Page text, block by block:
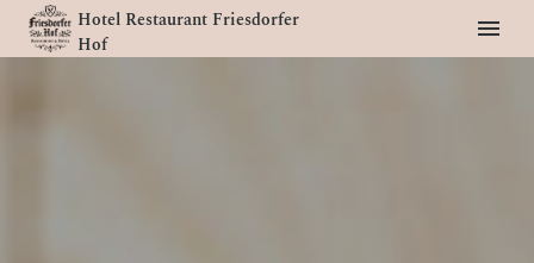
Hotel Restaurant Friesdorfer
Hof